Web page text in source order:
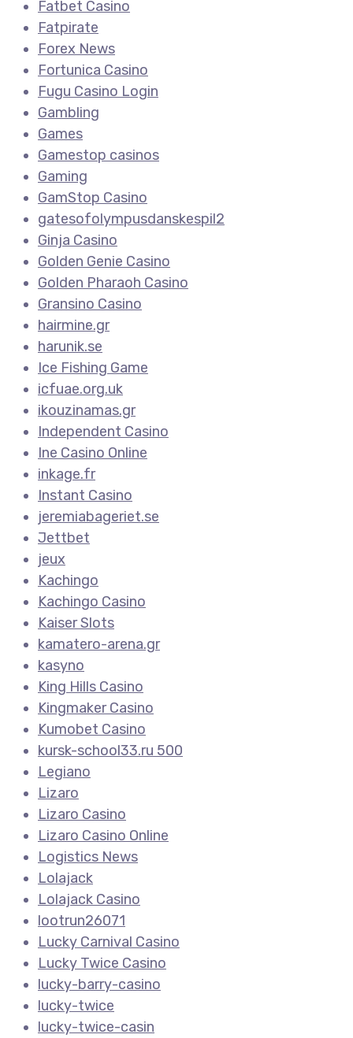
Fatbet Casino
Fatpirate
Forex News
Fortunica Casino
Fugu Casino Login
Gambling
Games
Gamestop casinos
Gaming
GamStop Casino
gatesofolympusdanskespil2
Ginja Casino
Golden Genie Casino
Golden Pharaoh Casino
Gransino Casino
hairmine.gr
harunik.se
Ice Fishing Game
icfuae.org.uk
ikouzinamas.gr
Independent Casino
Ine Casino Online
inkage.fr
Instant Casino
jeremiabageriet.se
Jettbet
jeux
Kachingo
Kachingo Casino
Kaiser Slots
kamatero-arena.gr
kasyno
King Hills Casino
Kingmaker Casino
Kumobet Casino
kursk-school33.ru 500
Legiano
Lizaro
Lizaro Casino
Lizaro Casino Online
Logistics News
Lolajack
Lolajack Casino
lootrun26071
Lucky Carnival Casino
Lucky Twice Casino
lucky-barry-casino
lucky-twice
lucky-twice-casin